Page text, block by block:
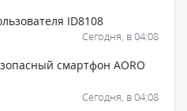
ID8108
Сегодня, в 04:08
смартфон AORO
Сегодня, в 04:08